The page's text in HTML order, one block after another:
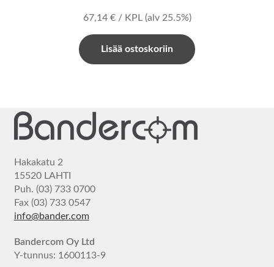
67,14 €/ KPL (alv 25.5%)
Lisää ostoskoriin
Hakakatu 2
15520 LAHTI
Puh. (03) 733 0700
Fax (03) 733 0547
info@bander.com
Bandercom Oy Ltd
Y-tunnus: 1600113-9